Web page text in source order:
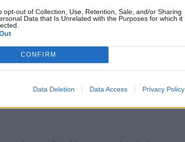
opt-out of Collection, Use, Retention, Sale, and/or Sharing
Data that Is Unrelated with the Purposes for which it
CONFIRM
Data Deletion Data Access Privacy Policy
su Instagram, taggandomi nelle storie.
di carne